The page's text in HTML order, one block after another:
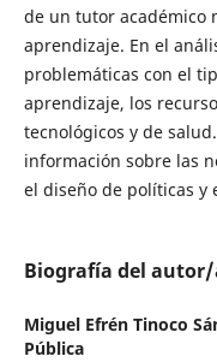
de un tutor académico
aprendizaje. En el
problemáticas con el
aprendizaje, los
tecnológicos y de
información sobre las
el diseño de políticas y
Biografía del
Miguel Efrén Tinoco
Pública